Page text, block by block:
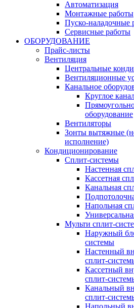
Автоматизация
Монтажные работы
Пуско-наладочные
Сервисные работы
ОБОРУДОВАНИЕ
Прайс-листы
Вентиляция
Центральные
Вентиляционные
Канальное
Круглое
оборудование
Вентиляторы
Зонты вытяжные
исполнение)
Кондиционирование
Сплит-системы
Настенная
Кассетная
Канальная
Напольная
Мульти сплит-
Наружный
системы
Настенный
сплит-
Кассетный
сплит-
Канальный
сплит-
Напольный